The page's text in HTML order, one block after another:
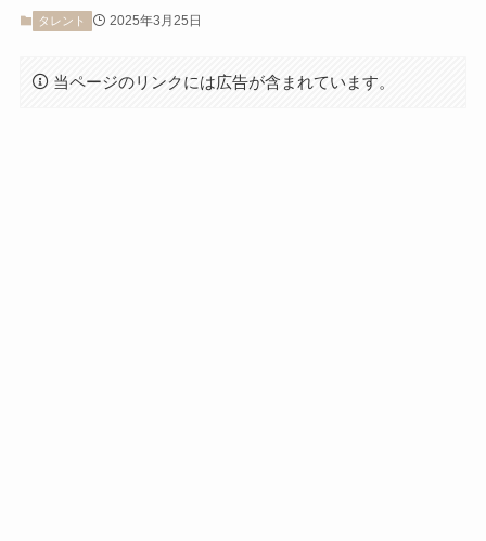
タレント 2025年3月25日
当ページのリンクには広告が含まれています。